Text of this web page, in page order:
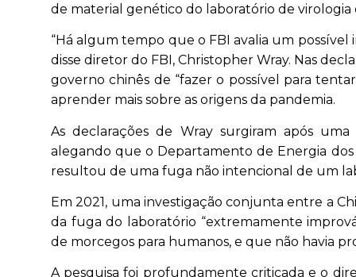
de material genético do laboratório de virologia
“Há algum tempo que o FBI avalia um
disse diretor do FBI, Christopher Wray. Nas
governo chinês de “fazer o possível para
aprender mais sobre as origens da pandemia.
As declarações de Wray surgiram após
alegando que o Departamento de Energia
resultou de uma fuga não intencional de um
Em 2021, uma investigação conjunta entre a
da fuga do laboratório “extremamente
de morcegos para humanos, e que não havia
A pesquisa foi profundamente criticada e o